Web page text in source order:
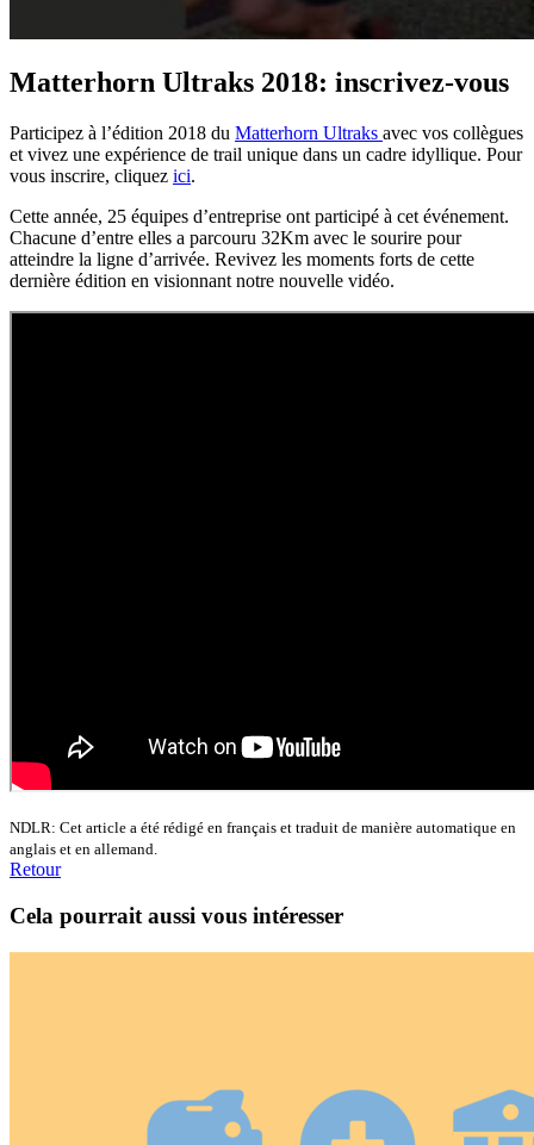
Matterhorn Ultraks 2018: inscrivez-vous
Participez à l’édition 2018 du Matterhorn Ultraks avec vos collègues
et vivez une expérience de trail unique dans un cadre idyllique. Pour
vous inscrire, cliquez ici.
Cette année, 25 équipes d’entreprise ont participé à cet événement.
Chacune d’entre elles a parcouru 32Km avec le sourire pour
atteindre la ligne d’arrivée. Revivez les moments forts de cette
dernière édition en visionnant notre nouvelle vidéo.
NDLR: Cet article a été rédigé en français et traduit de manière automatique en
anglais et en allemand.
Retour
Cela pourrait aussi vous intéresser